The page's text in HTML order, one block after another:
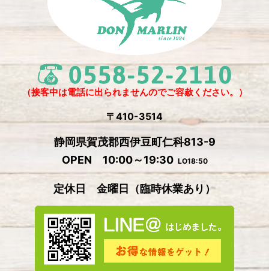
2024年12月
(1)
2024年11月
2024年10月(1)
2024年9月(5)
2024年8月
2024年6月
(4)
2024年5月(4)
2024年4月 (2)
2024年3月(5)
2024年2月(3)
2024年1月(3)
（接客中は電話に出られませんのでご容赦ください。）
〒410-3514
静岡県賀茂郡西伊豆町仁科813-9
OPEN 10:00～19:30 LO18:50
定休日 金曜日 （臨時休業あり）